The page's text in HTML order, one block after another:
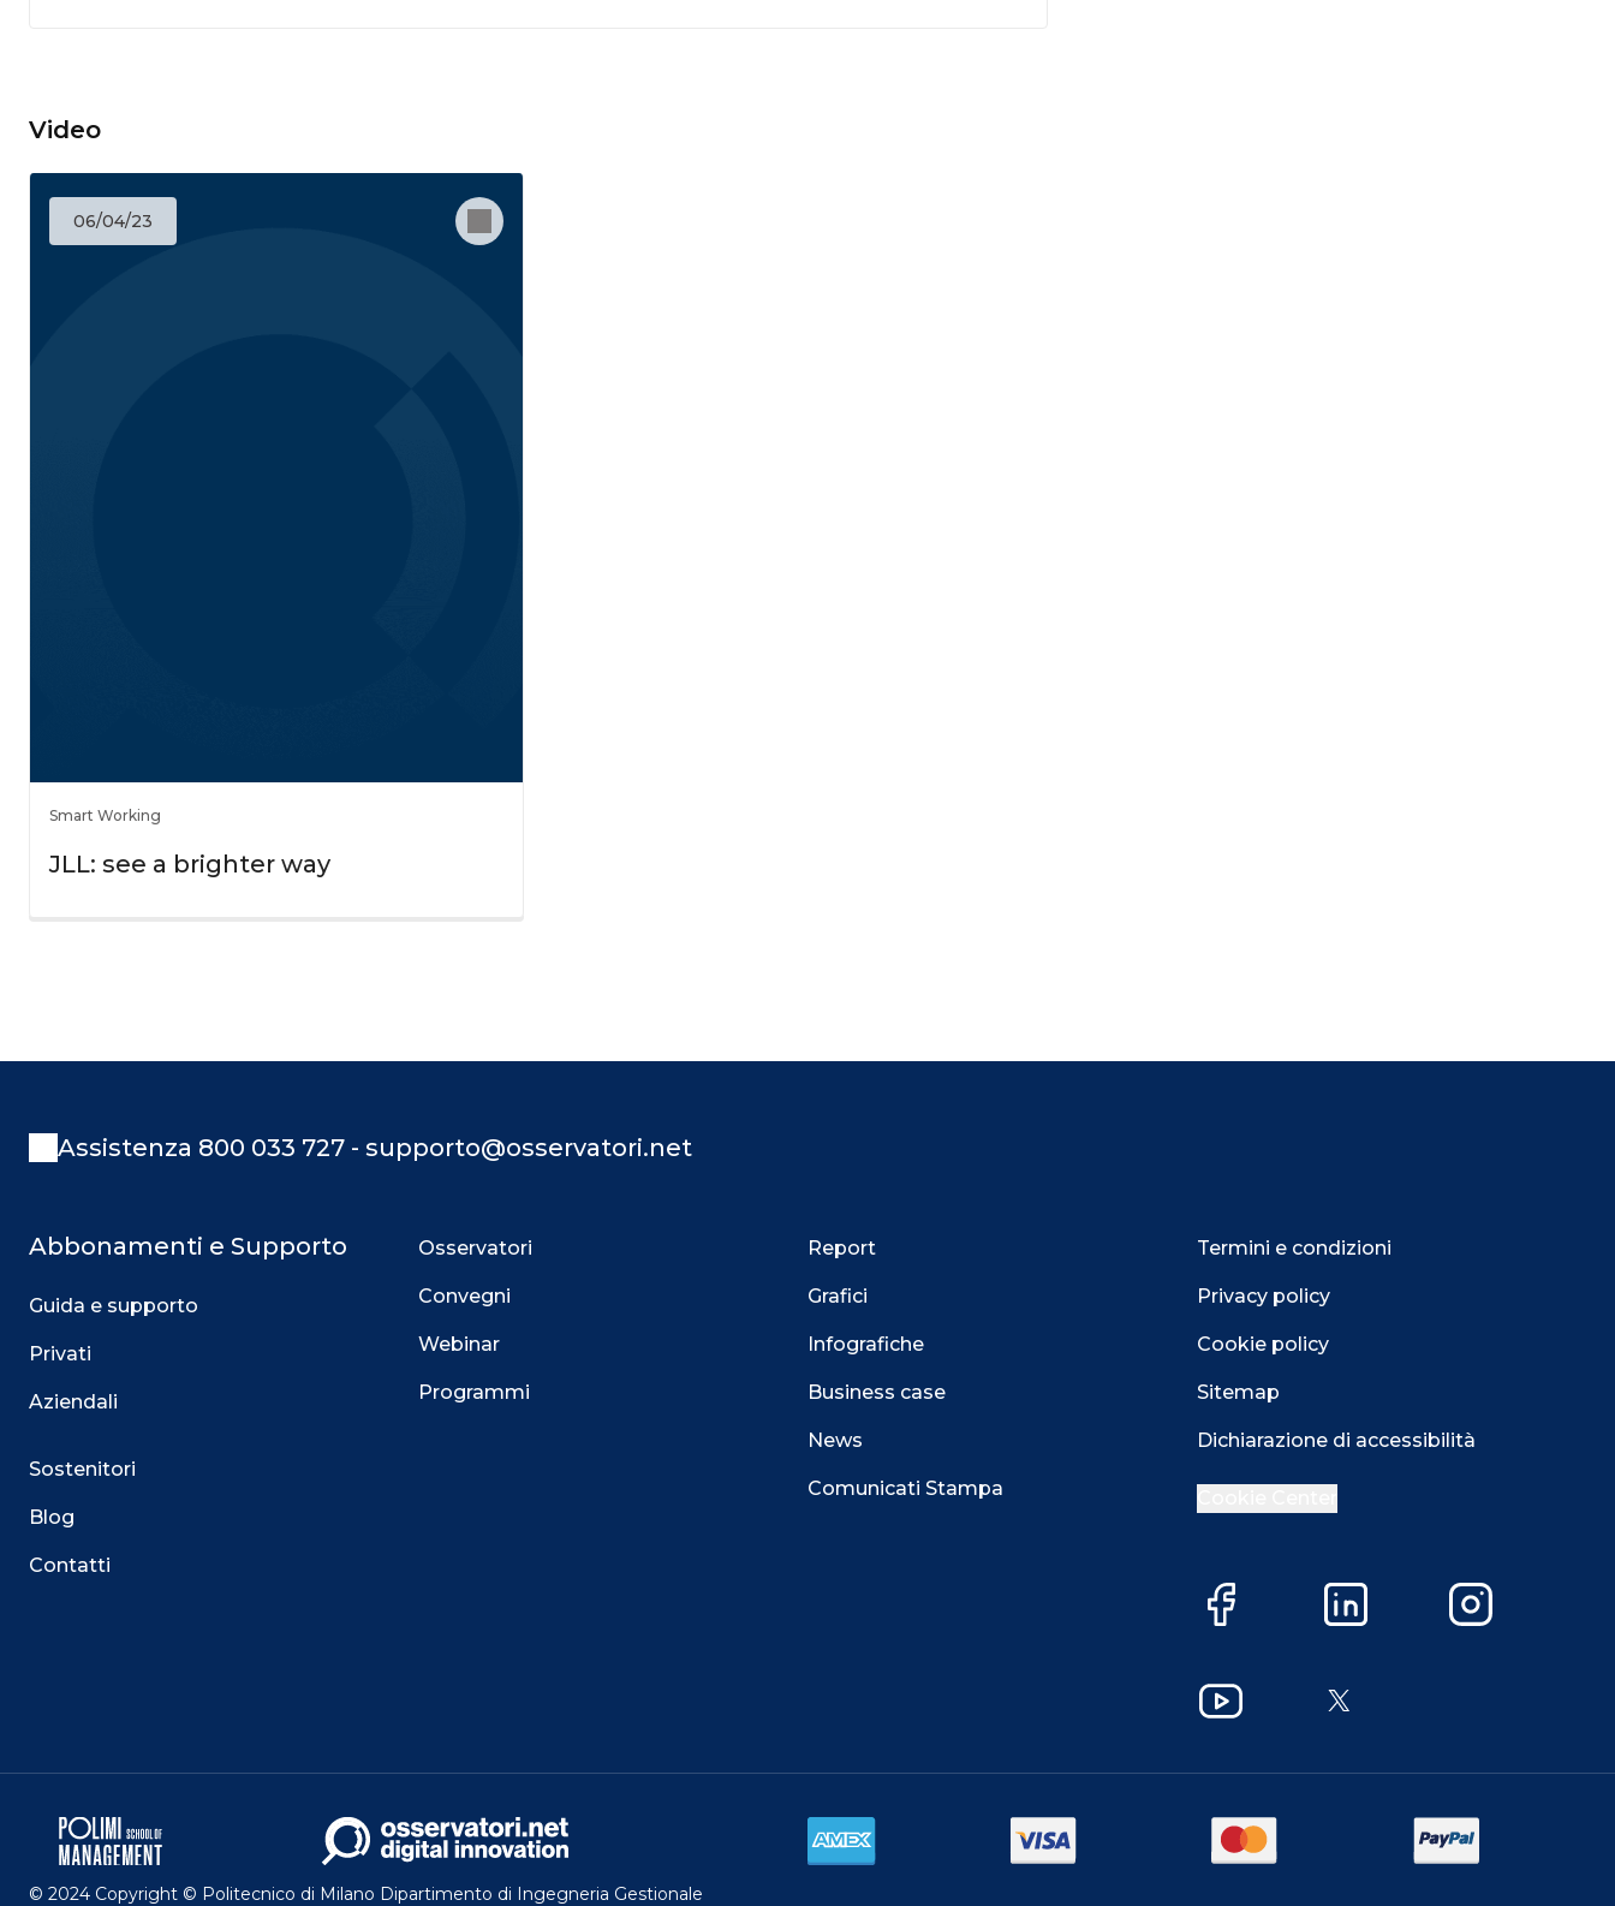
Video
06/04/23
Smart Working
JLL: see a brighter way
Assistenza 800 033 727 - supporto@osservatori.net
Abbonamenti e Supporto
Guida e supporto
Privati
Aziendali
Sostenitori
Blog
Contatti
Osservatori
Convegni
Webinar
Programmi
Report
Grafici
Infografiche
Business case
News
Comunicati Stampa
Termini e condizioni
Privacy policy
Cookie policy
Sitemap
Dichiarazione di accessibilità
Facebook LinkedIn Instagram
YouTube X
© 2024 Copyright © Politecnico di Milano Dipartimento di Ingegneria Gestionale